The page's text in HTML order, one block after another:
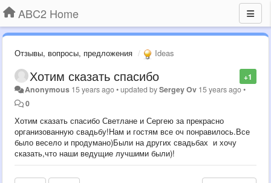
ABC2 Home
Отзывы, вопросы, предложения Ideas
+1
Хотим сказать спасибо
Anonymous 15 years ago•updated bySergey Ov 15 years ago•
0
Хотим сказать спасибо Светлане и Сергею за прекрасно
организованную свадьбу!Нам и гостям все оч понравилось.Все
было весело и продумано)Были на других свадьбах и хочу
сказать,что наши ведущие лучшими были)!